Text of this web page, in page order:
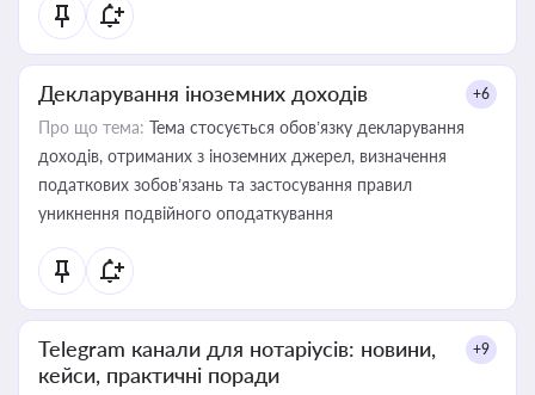
Декларування іноземних доходів +6
Про що тема: Тема стосується обов’язку декларування
доходів, отриманих з іноземних джерел, визначення
податкових зобов’язань та застосування правил
уникнення подвійного оподаткування
Telegram канали для нотаріусів: новини,
кейси, практичні поради
+9